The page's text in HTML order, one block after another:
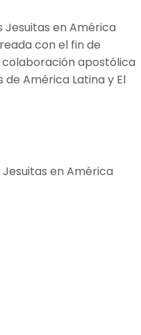
Jesuitas en América
con el fin de
apostólica
de América Latina y El
en América